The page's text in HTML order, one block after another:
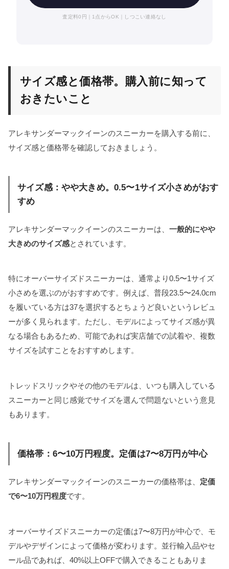
査定料0円｜1点からOK｜しつこい連絡なし
サイズ感と価格帯。購入前に知って
おきたいこと
アレキサンダーマックイーンのスニーカーを購入する前に、
サイズ感と価格帯を確認しておきましょう。
サイズ感：やや大きめ。0.5〜1サイズ小さめがおす
すめ
アレキサンダーマックイーンのスニーカーは、 一般的にやや
大きめのサイズ感とされています。
特にオーバーサイズドスニーカーは、通常より0.5〜1サイズ
小さめを選ぶのがおすすめです。例えば、普段23.5〜24.0cm
を履いている方は37を選択するとちょうど良いというレビュ
ーが多く見られます。ただし、モデルによってサイズ感が異
なる場合もあるため、可能であれば実店舗での試着や、複数
サイズを試すことをおすすめします。
トレッドスリックやその他のモデルは、いつも購入している
スニーカーと同じ感覚でサイズを選んで問題ないという意見
もあります。
価格帯：6〜10万円程度。定価は7〜8万円が中心
アレキサンダーマックイーンのスニーカーの価格帯は、 定価
で6〜10万円程度です。
オーバーサイズドスニーカーの定価は7〜8万円が中心で、モ
デルやデザインによって価格が変わります。並行輸入品やセ
ール品であれば、40%以上OFFで購入できることもありま